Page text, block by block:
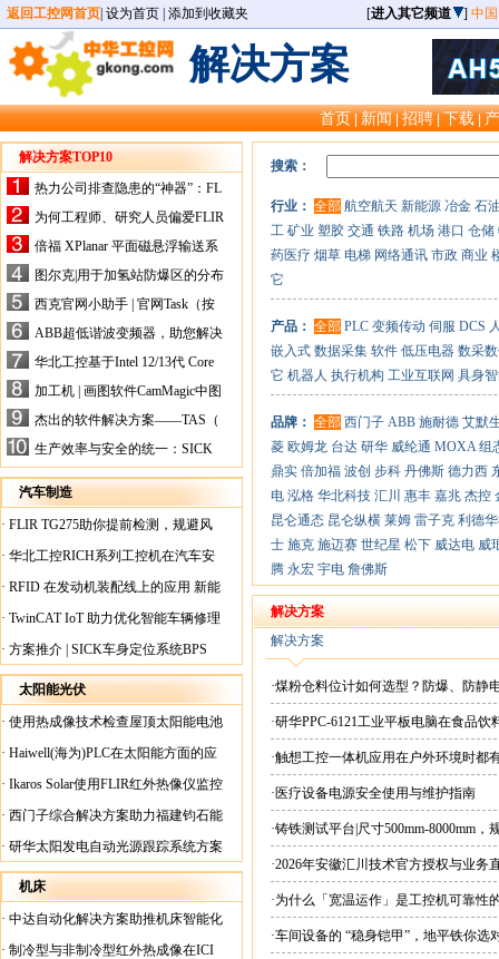
返回工控网首页 设为首页 添加到收藏夹 [进入其它频道 ] 中
解决方案
首页|新闻|招聘|下载|
解决方案TOP10
热力公司排查隐患的“神器”：FL
IR手持式热像仪，高效精准！
为何工程师、研究人员偏爱FLIR
X-HS系列热像仪？精准高效是
关键
倍福 XPlanar 平面磁悬浮输送系
统的创新应用
图尔克|用于加氢站防爆区的分布
式I/O解决方案
西克官网小助手 | 官网Task（按
任务选型）更新预告
ABB超低谐波变频器，助您解决
电气设备运行难题！
华北工控基于Intel 12/13代 Core
的ATX-6159嵌入式主板，推进
机器人市场
加工机 | 画图软件CamMagic中图
层整合的问题
杰出的软件解决方案——TAS（
Turck Automation Suite）
生产效率与安全的统一：SICK
关于机器人技术传感器解决方案
的采访
汽车制造
· FLIR TG275助你提前检测，规避风
险！
· 华北工控RICH系列工控机在汽车安
全检测行业中的应用
· RFID 在发动机装配线上的应用 新能
源汽车爆炸频发？
· TwinCAT IoT 助力优化智能车辆修理
· 方案推介 | SICK车身定位系统BPS
太阳能光伏
· 使用热成像技术检查屋顶太阳能电池
板
· Haiwell(海为)PLC在太阳能方面的应
用
· Ikaros Solar使用FLIR红外热像仪监控
已装太阳能电池板
· 西门子综合解决方案助力福建钧石能
源飞速发展
· 研华太阳发电自动光源跟踪系统方案
机床
· 中达自动化解决方案助推机床智能化
升级
· 制冷型与非制冷型红外热成像在ICI
搜索：
行业： 全部 航空航天 新能源 冶金 石
工 矿业 塑胶 交通 铁路 机场 港口 仓储
药医疗 烟草 电梯 网络通讯 市政 商业
它
产品： 全部 PLC 变频传动 伺服 DCS
嵌入式 数据采集 软件 低压电器 数采
它 机器人 执行机构 工业互联网 具身
品牌： 全部 西门子 ABB 施耐德 艾默
菱 欧姆龙 台达 研华 威纶通 MOXA 组
鼎实 倍加福 波创 步科 丹佛斯 德力西
电 泓格 华北科技 汇川 惠丰 嘉兆 杰控
昆仑通态 昆仑纵横 莱姆 雷子克 利德
士 施克 施迈赛 世纪星 松下 威达电 威
腾 永宏 宇电 詹佛斯
解决方案
解决方案
·煤粉仓料位计如何选型？防爆、防静
·研华PPC-6121工业平板电脑在食品
·触想工控一体机应用在户外环境时都
·医疗设备电源安全使用与维护指南
·铸铁测试平台|尺寸500mm-8000mm，
·2026年安徽汇川技术官方授权与业务
现货直供平台
·为什么「宽温运作」是工控机可靠性
·车间设备的 “稳身铠甲”，地平铁你选